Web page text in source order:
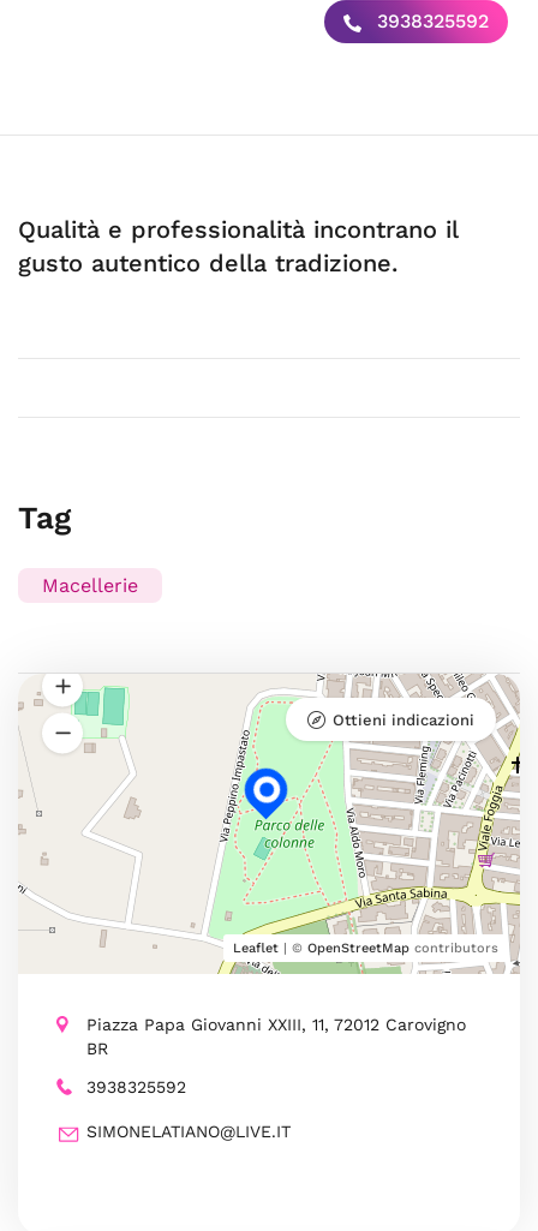
3938325592
Qualità e professionalità incontrano il
gusto autentico della tradizione.
Tag
Macellerie
Leaflet | © OpenStreetMap contributors
Ottieni indicazioni
Piazza Papa Giovanni XXIII, 11, 72012 Carovigno
BR
3938325592
SIMONELATIANO@LIVE.IT